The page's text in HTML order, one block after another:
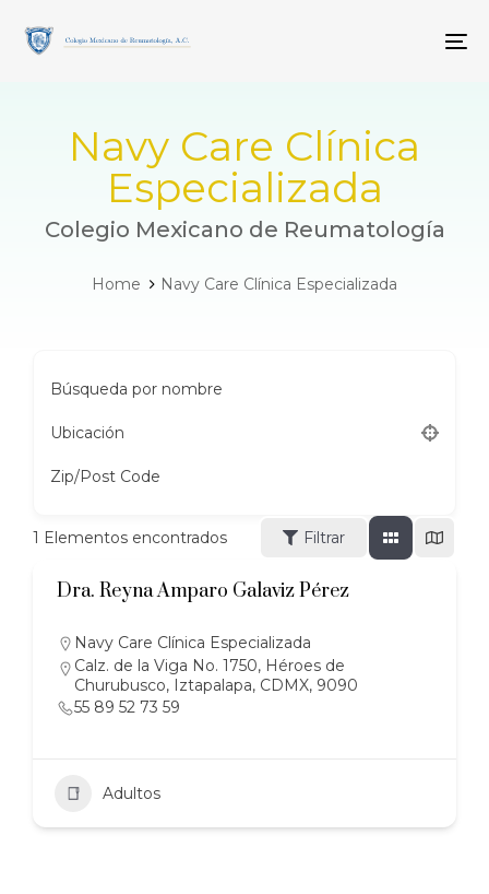
links
primary
Navy Care Clínica
Especializada
Colegio Mexicano de Reumatología
Home Navy Care Clínica Especializada
Búsqueda por nombre
Ubicación
Zip/Post Code
1 Elementos encontrados Filtrar
Dra. Reyna Amparo Galaviz Pérez
Navy Care Clínica Especializada
Calz. de la Viga No. 1750, Héroes de
Churubusco, Iztapalapa, CDMX, 9090
55 89 52 73 59
Adultos